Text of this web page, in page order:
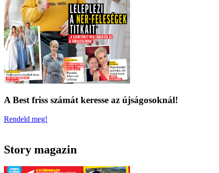
A Best friss számát keresse az újságosoknál!
Rendeld meg!
Story magazin